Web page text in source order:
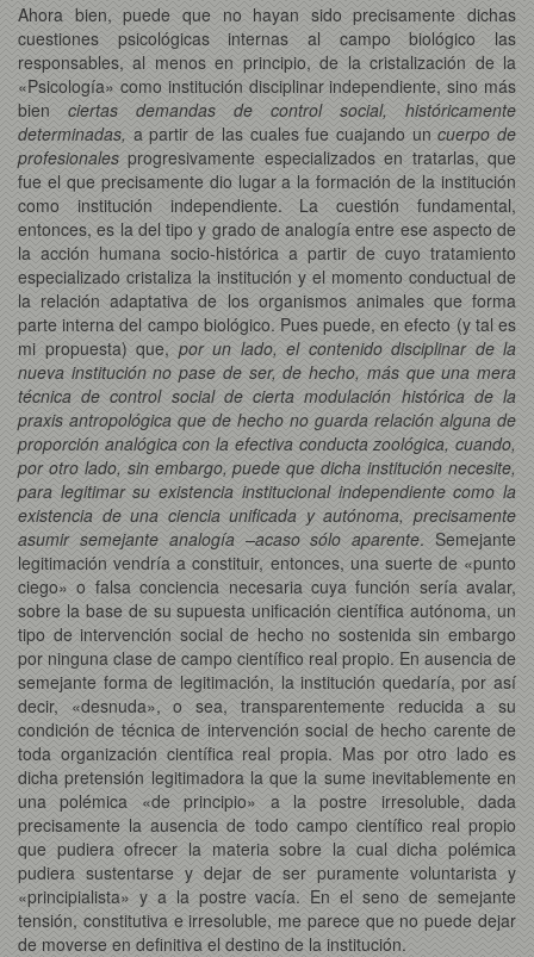
Ahora bien, puede que no hayan sido precisamente dichas
cuestiones psicológicas internas al campo biológico las
responsables, al menos en principio, de la cristalización de la
«Psicología» como institución disciplinar independiente, sino más
bien ciertas demandas de control social, históricamente
determinadas, a partir de las cuales fue cuajando uncuerpo de
profesionalesprogresivamente especializados en tratarlas, que
fue el que precisamente dio lugar a la formación de la institución
como institución independiente. La cuestión fundamental,
entonces, es la del tipo y grado de analogía entre ese aspecto de
la acción humana socio-histórica a partir de cuyo tratamiento
especializado cristaliza la institución y el momento conductual de
la relación adaptativa de los organismos animales que forma
parte interna del campo biológico. Pues puede, en efecto (y tal es
mi propuesta) que, por un lado, el contenido disciplinar de la
nueva institución no pase de ser, de hecho, más que una mera
técnica de control social de cierta modulación histórica de la
praxis antropológica que de hecho no guarda relación alguna de
proporción analógica con la efectiva conducta zoológica, cuando,
por otro lado, sin embargo, puede que dicha institución necesite,
para legitimar su existencia institucional independiente como la
existencia de una ciencia unificada y autónoma, precisamente
asumir semejante analogía –acaso sólo aparente. Semejante
legitimación vendría a constituir, entonces, una suerte de «punto
ciego» o falsa conciencia necesaria cuya función sería avalar,
sobre la base de su supuesta unificación científica autónoma, un
tipo de intervención social de hecho no sostenida sin embargo
por ninguna clase de campo científico real propio. En ausencia de
semejante forma de legitimación, la institución quedaría, por así
decir, «desnuda», o sea, transparentemente reducida a su
condición de técnica de intervención social de hecho carente de
toda organización científica real propia. Mas por otro lado es
dicha pretensión legitimadora la que la sume inevitablemente en
una polémica «de principio» a la postre irresoluble, dada
precisamente la ausencia de todo campo científico real propio
que pudiera ofrecer la materia sobre la cual dicha polémica
pudiera sustentarse y dejar de ser puramente voluntarista y
«principialista» y a la postre vacía. En el seno de semejante
tensión, constitutiva e irresoluble, me parece que no puede dejar
de moverse en definitiva el destino de la institución.